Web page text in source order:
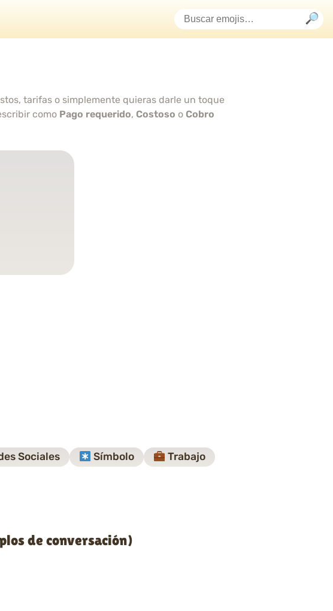
tarifas o simplemente quieras darle un toque
como Pago requerido, Costoso o Cobro
Sociales Símbolo Trabajo
de conversación)